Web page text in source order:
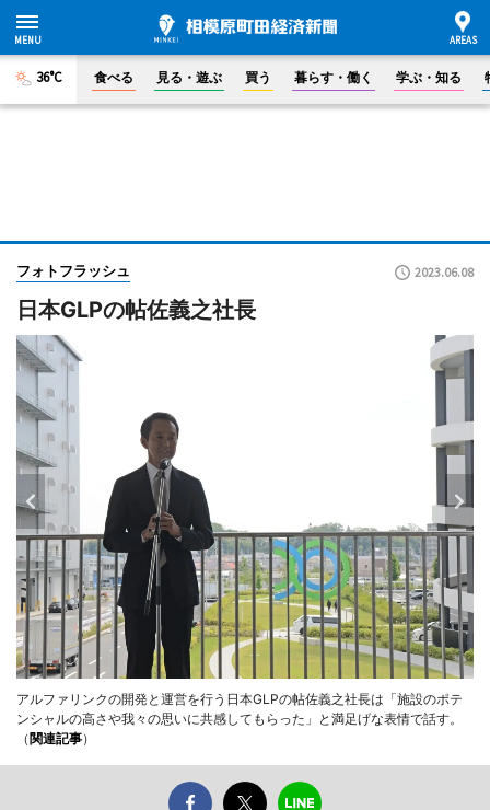
36°C 食べる 見る・遊ぶ 買う 暮らす・働く 学ぶ・知る
フォトフラッシュ 2023.06.08
日本GLPの帖佐義之社長
アルファリンクの開発と運営を行う日本GLPの帖佐義之社長は「施設のポテ
ンシャルの高さや我々の思いに共感してもらった」と満足げな表情で話す。
（関連記事）